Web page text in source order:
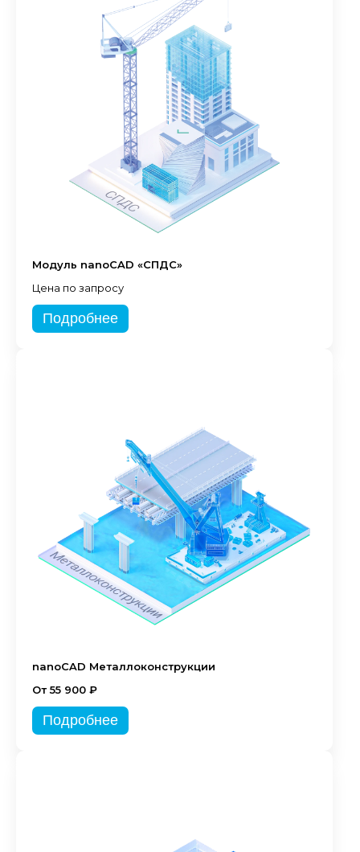
Модуль nanoCAD «СПДС»
Цена по запросу
Подробнее
nanoCAD Металлоконструкции
От 55 900 ₽
Подробнее